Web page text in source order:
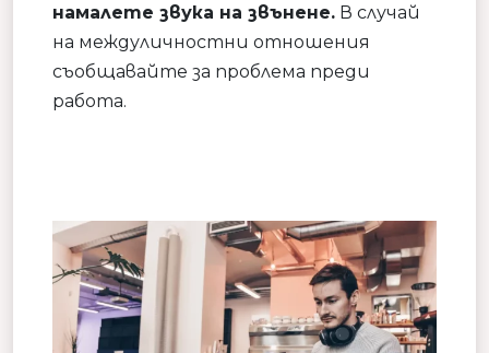
намалете звука на звънене. В случай
на междуличностни отношения
съобщавайте за проблема преди
работа.